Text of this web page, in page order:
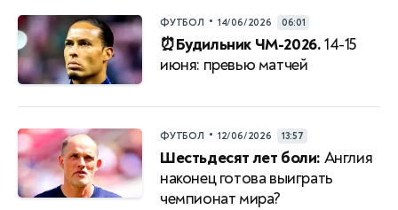
ФУТБОЛ • 14/06/2026 06:01
⏰Будильник ЧМ-2026.14-15
июня: превью матчей
ФУТБОЛ • 12/06/2026 13:57
Шестьдесят лет боли: Англия
наконец готова выиграть
чемпионат мира?